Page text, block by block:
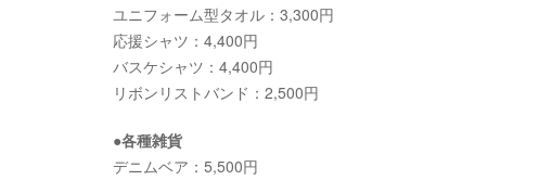
ユニフォーム型タオル：3,300円
応援シャツ：4,400円
バスケシャツ：4,400円
リボンリストバンド：2,500円
●各種雑貨
デニムベア：5,500円